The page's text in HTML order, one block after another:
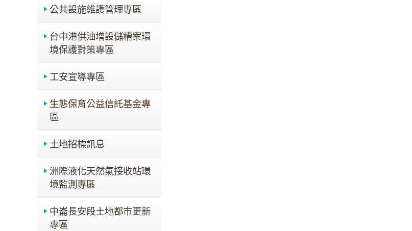
公共設施維護管理專區
台中港供油增設儲槽案環
境保護對策專區
工安宣導專區
生態保育公益信託基金專
區
土地招標訊息
洲際液化天然氣接收站環
境監測專區
中崙長安段土地都市更新
專區